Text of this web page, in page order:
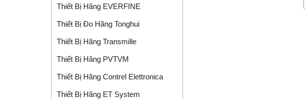
Thiết Bị Hãng EVERFINE
Thiết Bị Đo Hãng Tonghui
Thiết Bị Hãng Transmille
Thiết Bị Hãng PVTVM
Thiết Bị Hãng Contrel Elettronica
Thiết Bị Hãng ET System